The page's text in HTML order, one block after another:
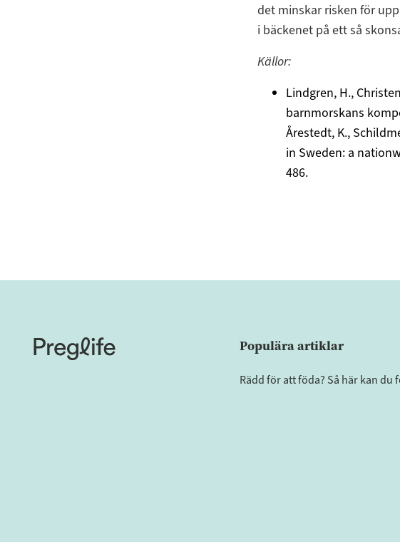
det minskar risken för
i bäckenet på ett så
Källor:
Lindgren, H.,
barnmorskans
Årestedt, K.,
in Sweden: a
486.
Populära artiklar
Rädd för att föda? Så här kan du